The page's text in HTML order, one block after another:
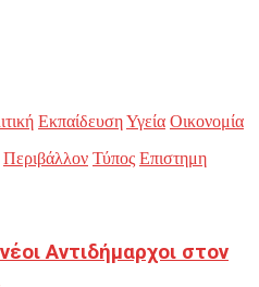
ΕκπαίδευσηΥγεία Οικονομία
Περιβάλλον Τύπος Επιστημη
Αντιδήμαρχοι στον